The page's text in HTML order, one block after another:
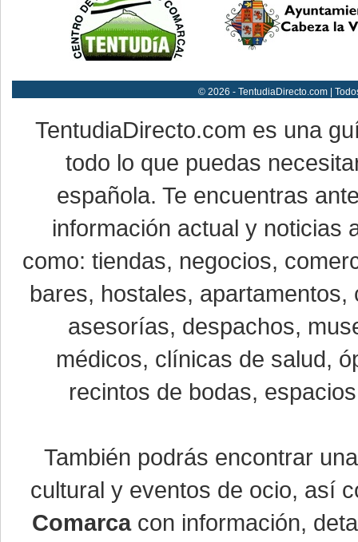
© 2026 - TentudiaDirecto.com |
TentudiaDirecto.com es una
todo lo que puedas
española. Te encuentras
información actual y noticias
como: tiendas, negocios,
bares, hostales,
asesorías, despachos,
médicos, clínicas de salud,
recintos de bodas,
También podrás encontrar
cultural y eventos de ocio, así
Comarcacon información,